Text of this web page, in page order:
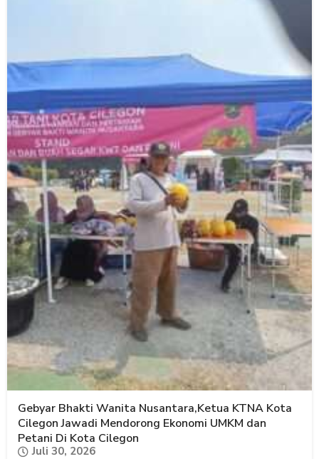
Gebyar Bhakti Wanita Nusantara,Ketua KTNA Kota
Cilegon Jawadi Mendorong Ekonomi UMKM dan
Petani Di Kota Cilegon
Juli 30, 2026